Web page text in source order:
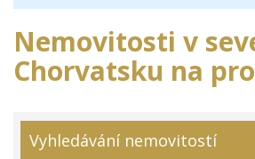
Nemovitosti v
Chorvatsku na
Vyhledávání nemovitostí